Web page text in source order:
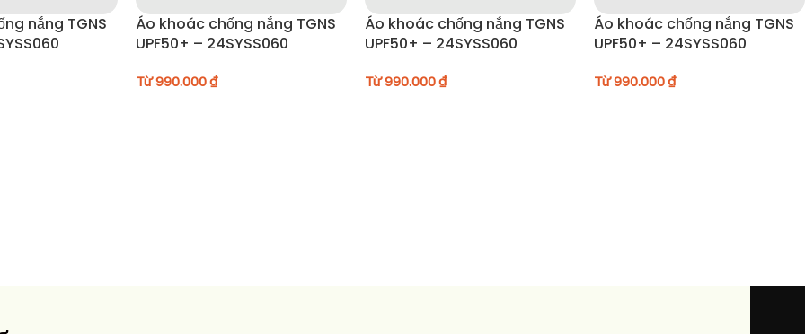
nắng TGNS
Áo khoác chống nắng TGNS
UPF50+ – 24SYSS060
Từ990.000₫
Áo khoác chống nắng TGNS
UPF50+ – 24SYSS060
Từ990.000₫
Áo khoác chống nắng TGNS
UPF50+ – 24SYSS060
Từ990.000₫